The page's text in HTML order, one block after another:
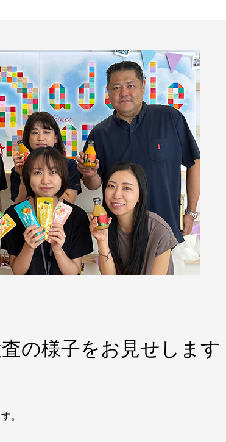
の様子をお見せします
。